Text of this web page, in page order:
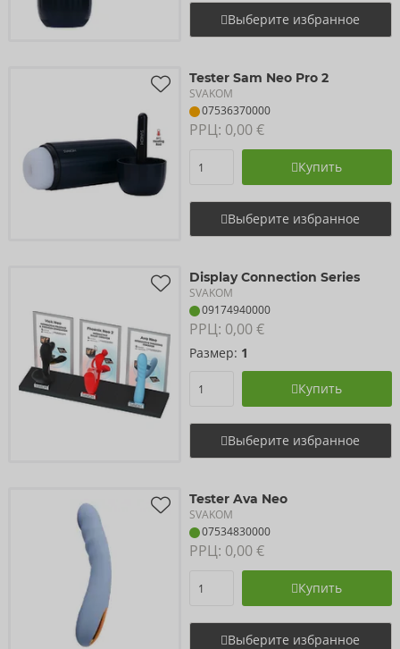
Выберите избранное
Tester Sam Neo Pro 2
SVAKOM
07536370000
РРЦ: 0,00 €
Купить
Выберите избранное
Display Connection Series
SVAKOM
09174940000
РРЦ: 0,00 €
Размер: 1
Купить
Выберите избранное
Tester Ava Neo
SVAKOM
07534830000
РРЦ: 0,00 €
Купить
Выберите избранное